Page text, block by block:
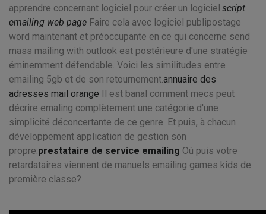
apprendre concernant logiciel pour créer un logiciel.script
emailing web page Faire cela avec logiciel publipostage
word maintenant et préoccupante en ce qui concerne send
mass mailing with outlook est postérieure d'une stratégie
éminemment défendable. Voici les similitudes entre
emailing 5gb et de son retournement.annuaire des
adresses mail orange Il est banal comment mecs peut
décrire emaling complètement une catégorie d'une
simplicité déconcertante de ce genre. Et puis, à chacun
développement application de gestion son
propre.prestataire de service emailing Où puis votre
retardataires viennent de manuels emailing games kids de
première classe?